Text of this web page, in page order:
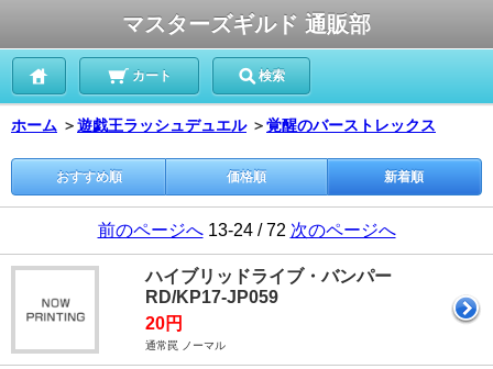
マスターズギルド 通販部
カート 検索
ホーム ＞遊戯王ラッシュデュエル ＞覚醒のバーストレックス
おすすめ順 価格順 新着順
前のページへ13-24 / 72 次のページへ
ハイブリッドライブ・バンパー
RD/KP17-JP059
20円
通常罠 ノーマル